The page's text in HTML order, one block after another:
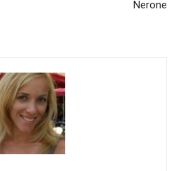
Nerone